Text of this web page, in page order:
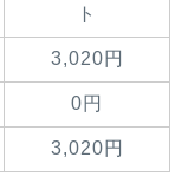
ト
3,020円
0円
3,020円